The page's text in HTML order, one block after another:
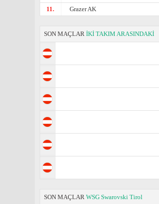
11.
Grazer AK
SON MAÇLAR İKİ TAKIM ARASINDAKİ
SON MAÇLAR WSG Swarovski Tirol